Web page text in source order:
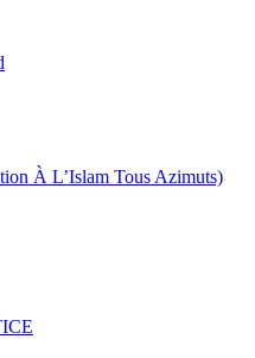
À L’Islam Tous Azimuts)